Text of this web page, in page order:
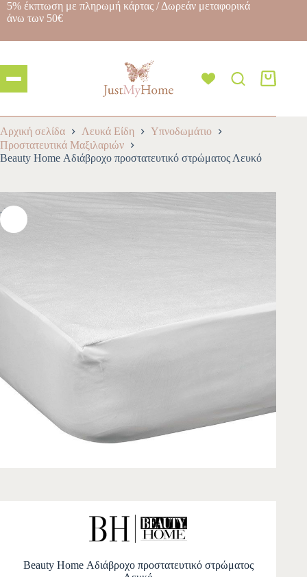
5% έκπτωση με πληρωμή κάρτας / Δωρεάν μεταφορικά
άνω των 50€
Αρχική σελίδα Λευκά Είδη
Υπνοδωμάτιο
Προστατευτικά Μαξιλαριών
Beauty Home Αδιάβροχο προστατευτικό στρώματος Λευκό
-10%
Beauty Home Αδιάβροχο προστατευτικό στρώματος